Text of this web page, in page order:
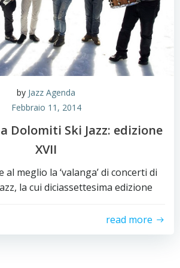
by Jazz Agenda
Febbraio 11, 2014
Dolomiti Ski Jazz: edizione
XVII
al meglio la ‘valanga’ di concerti di
la cui diciassettesima edizione
read more